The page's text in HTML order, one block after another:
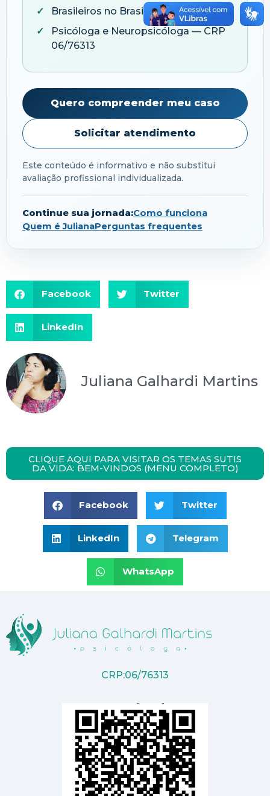
Brasileiros no Brasil e no exterior
Psicóloga e Neuropsicóloga — CRP
06/76313
Quero compreender meu caso
Solicitar atendimento
Este conteúdo é informativo e não substitui
avaliação profissional individualizada.
Continue sua jornada:Como funciona
Quem é JulianaPerguntas frequentes
Facebook Twitter
LinkedIn
Juliana Galhardi Martins
CLIQUE AQUI PARA VISITAR OS TEMAS SUTIS
DA VIDA: BEM-VINDOS (MENU COMPLETO)
Facebook Twitter
LinkedIn Telegram
WhatsApp
CRP:06/76313